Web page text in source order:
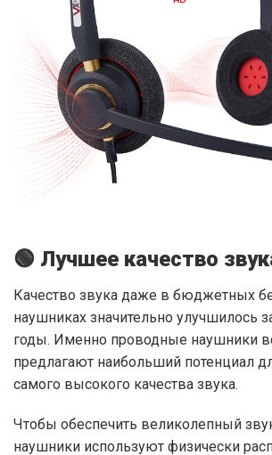
🟢 Лучшее качество
Качество звука даже в бюджетных
наушниках значительно улучшилось
годы. Именно проводные наушники
предлагают наибольший потенциал
самого высокого качества звука.
Чтобы обеспечить великолепный
наушники используют физически